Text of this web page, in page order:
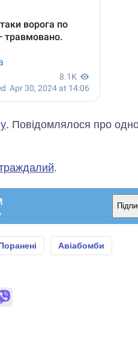
. Повідомлялося про
.
Авіабомби